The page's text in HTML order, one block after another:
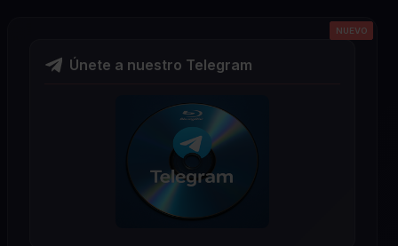
Únete a nuestro Telegram
NUEVO
NUEVO
NUEVO
NUEVO
NUEVO